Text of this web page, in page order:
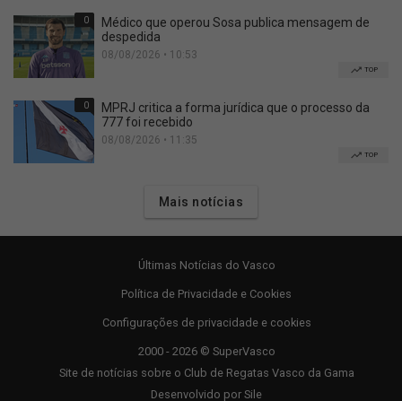
0
Médico que operou Sosa publica mensagem de
despedida
08/08/2026 • 10:53
TOP
0
MPRJ critica a forma jurídica que o processo da
777 foi recebido
08/08/2026 • 11:35
TOP
Mais notícias
Últimas Notícias do Vasco
Política de Privacidade e Cookies
Configurações de privacidade e cookies
2000 - 2026 © SuperVasco
Site de notícias sobre o Club de Regatas Vasco da Gama
Desenvolvido por Sile